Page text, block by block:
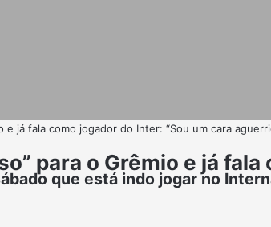
e já fala como jogador do Inter: “Sou um cara
para o Grêmio e já
que está indo jogar no